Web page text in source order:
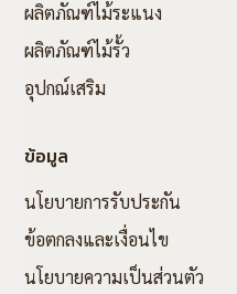
ผลิตภัณฑ์ไม้ระแนง
ผลิตภัณฑ์ไม้รั้ว
อุปกณ์เสริม
ข้อมูล
นโยบายการรับประกัน
ข้อตกลงและเงื่อนไข
นโยบายความเป็นส่วนตัว